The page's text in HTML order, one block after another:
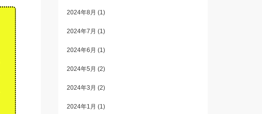
2024年8月 (1)
2024年7月 (1)
2024年6月 (1)
2024年5月 (2)
2024年3月 (2)
2024年1月 (1)